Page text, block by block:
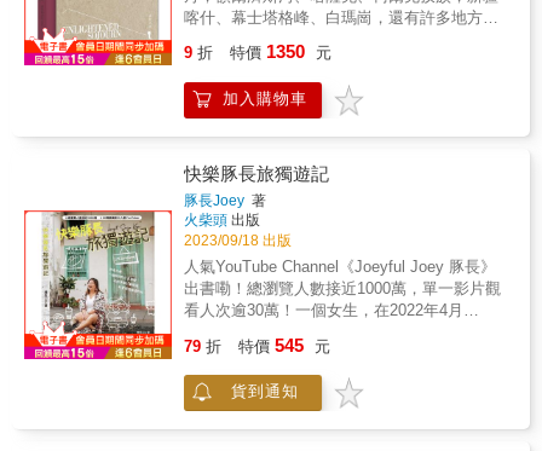
的觀點，從而調整一直以來的慣性做法，受益
一生。因此，愈年輕開始旅行，對人生的幫助
愈是深遠。旅行得愈廣，拜訪遠方的家人愈
界一家的思維，就會降低對環境的破壞、減少
衝突的發生，透過旅行與接待促進世界和平，
這也是Servas創立的初衷！讓我們找回遠方的
力推薦&公益平台基金會董事長 嚴長壽公益平
台致力於花東的永續發展，我們無法兼顧所有
不同領域的發展，非常樂意見到有更多非營利
組織和有心人，搭建與全球交流的平台，讓人
人都有機會和國際接軌，體驗書中所提的世界
一家的美麗境界，建造更有自信，更加豐富的
生命！&旅行作家 邱一新你是什麼樣的旅人，
黠的「鐵母雞」背包客印象；如今，她的旅行
背後有一種更崇高的價值（世界一家的夢）支
撐，成為自己想成為的旅人，讓本書隱藏著某
喀什、幕士塔格峰、白瑪崗，還有許多地方都
豐富，斑點燈籠蠅、麗彩招潮蟹、海馬在進行
調研時都被記錄下來。在新疆喀什作者找到一
張飛天魔毯，帶作者穿越時空，重返往日時
溯到第三世紀，證明喀什區維吾爾族的祖先是
佛教徒，而非穆斯林。 探險家用他的視角帶我
們去認識這個世界的歷史、地理、人物，帶領
我們去到許多我們觸及不到的角落，講述我們
還沒有聽過的故事。他的腳步，從未因為蔓延
地球的疫情而停止。 本書特色 當代探險家的探
險筆記，讓讀者可以一窺探險家的工作跟所
思。 《齊物逍遙 2023 / Enlightened Sojourn》
是同名系列的第5本書，作者從疫情期間到後疫
年的現狀，到帕米爾高原上的冰川、冰湖與冰
湖；阿爾泰山自然保護區認識雪豹、北山羊和
罕見的亞洲河狸；在南西嶺皇宮與不丹王太后
9 折 特價 1350 元
加入購物車
快樂豚長旅獨遊記
豚長Joey 著
火柴頭 出版
2023/09/18 出版
人氣YouTube Channel《Joeyful Joey 豚長》
出書嘞！總瀏覽人數接近1000萬，單一影片觀
看人次逾30萬！一個女生，在2022年4月
場沒有限期的旅行。同時為離職之前，經營了2
年的YouTube頻道《Joeyful Joey 豚長》重新
啟程。由吃遊香港，到膽敢拚死豁出遊世界；
79 折 特價 545 元
貨到通知